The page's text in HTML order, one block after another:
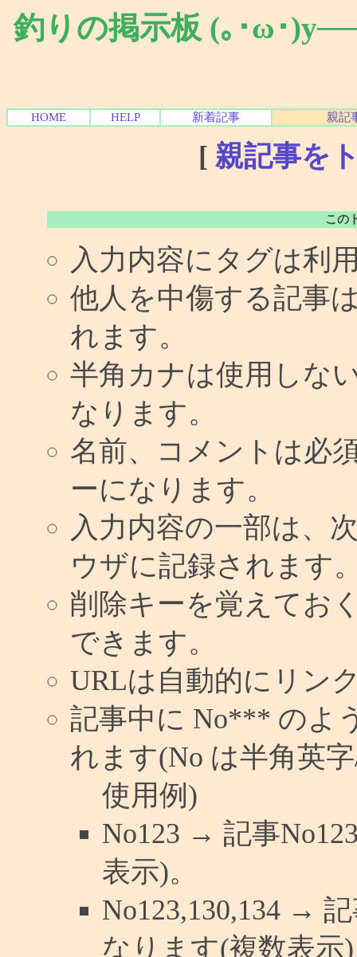
釣りの掲示板 (｡･ω･
HOME HELP 新着記事 親記
[ 親記事を
この
入力内容にタグは利
他人を中傷する記事
れます。
半角カナは使用しな
なります。
名前、コメントは必
ーになります。
入力内容の一部は、
ウザに記録されます
削除キーを覚えてお
できます。
URLは自動的にリン
記事中に No*** のよ
れます(No は半角英
使用例)
No123 → 記事
表示)。
No123,130,134 →
なります(複数表示